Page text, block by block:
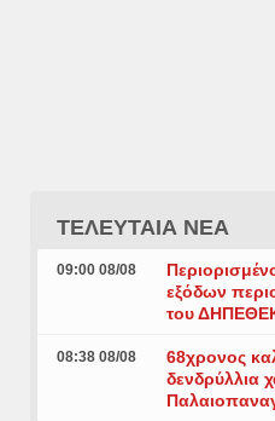
ΤΕΛΕΥΤΑΙΑ ΝΕΑ
09:00 08/08
εξόδων
του
08:38 08/08
68χρονος
δενδρύλλια